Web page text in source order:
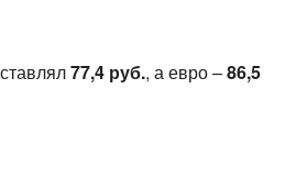
77,4 руб., а евро –86,5